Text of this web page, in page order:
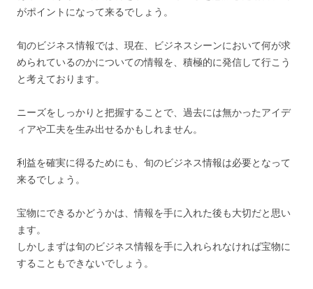
がポイントになって来るでしょう。
旬のビジネス情報では、現在、ビジネスシーンにおいて何が求
められているのかについての情報を、積極的に発信して行こう
と考えております。
ニーズをしっかりと把握することで、過去には無かったアイデ
ィアや工夫を生み出せるかもしれません。
利益を確実に得るためにも、旬のビジネス情報は必要となって
来るでしょう。
宝物にできるかどうかは、情報を手に入れた後も大切だと思い
ます。
しかしまずは旬のビジネス情報を手に入れられなければ宝物に
することもできないでしょう。